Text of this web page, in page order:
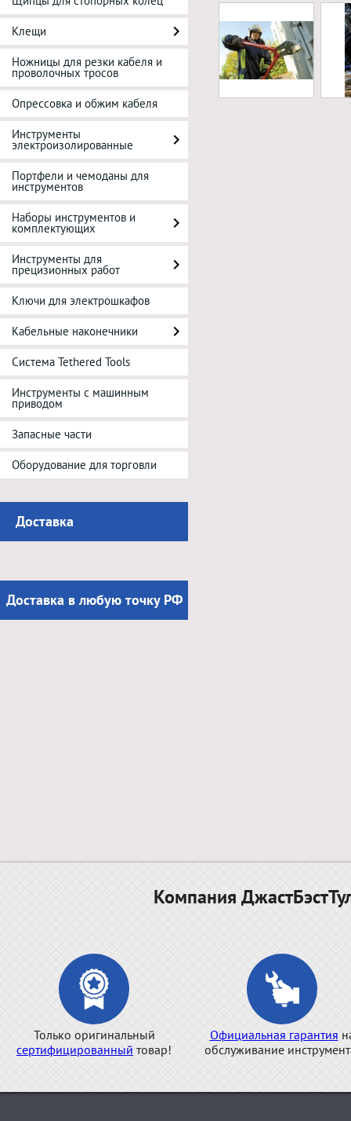
Клещи
Ножницы для резки кабеля и
проволочных тросов
Опрессовка и обжим кабеля
Инструменты
электроизолированные
Портфели и чемоданы для
инструментов
Наборы инструментов и
комплектующих
Инструменты для
прецизионных работ
Ключи для электрошкафов
Кабельные наконечники
Система Tethered Tools
Инструменты с машинным
приводом
Запасные части
Оборудование для торговли
Доставка
Доставка в любую точку РФ
Компания
Только оригинальный
сертифицированный товар!
Официальная гарантия
обслуживание